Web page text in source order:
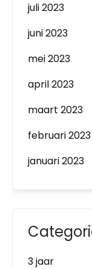
juli 2023
juni 2023
mei 2023
april 2023
maart 2023
februari 2023
januari 2023
3 jaar